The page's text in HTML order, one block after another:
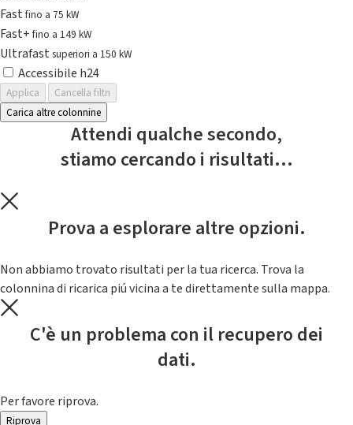
Fastfino a 75 kW
Fast+fino a 149 kW
Ultrafast superiori a 150 kW
Accessibile h24
Applica
Cancella filtri
Carica altre colonnine
Attendi qualche secondo,
stiamo cercando i risultati...
Prova a esplorare altre opzioni.
Non abbiamo trovato risultati per la tua ricerca. Trova la
colonnina di ricarica piú vicina a te direttamente sulla mappa.
C'è un problema con il recupero dei
dati.
Per favore riprova.
Riprova